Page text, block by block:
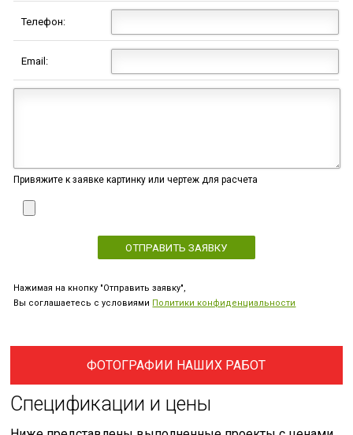
Телефон:
Email:
Привяжите к заявке картинку или чертеж для расчета
Нажимая на кнопку "Отправить заявку",
Вы соглашаетесь с условиями Политики конфиденциальности
ФОТОГРАФИИ НАШИХ РАБОТ
Спецификации и цены